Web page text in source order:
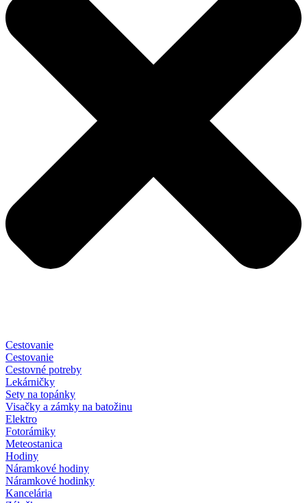
Cestovanie
Cestovanie
Cestovné potreby
Lekárničky
Sety na topánky
Visačky a zámky na batožinu
Elektro
Fotorámiky
Meteostanica
Hodiny
Náramkové hodiny
Náramkové hodinky
Kancelária